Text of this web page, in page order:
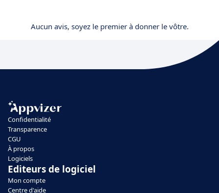
Aucun avis, soyez le premier à donner le vôtre.
Confidentialité
Transparence
CGU
À propos
Logiciels
Editeurs de logiciel
Mon compte
Centre d'aide